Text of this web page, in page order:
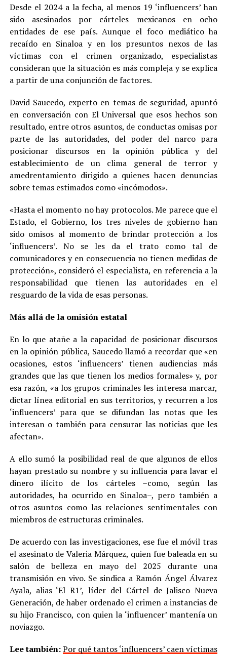
Desde el 2024 a la fecha, al menos 19 ‘influencers’ han
sido asesinados por cárteles mexicanos en ocho
entidades de ese país. Aunque el foco mediático ha
recaído en Sinaloa y en los presuntos nexos de las
víctimas con el crimen organizado, especialistas
consideran que la situación es más compleja y se explica
a partir de una conjunción de factores.
David Saucedo, experto en temas de seguridad, apuntó
en conversación con El Universal que esos hechos son
resultado, entre otros asuntos, de conductas omisas por
parte de las autoridades, del poder del narco para
posicionar discursos en la opinión pública y del
establecimiento de un clima general de terror y
amedrentamiento dirigido a quienes hacen denuncias
sobre temas estimados como «incómodos».
«Hasta el momento no hay protocolos. Me parece que el
Estado, el Gobierno, los tres niveles de gobierno han
sido omisos al momento de brindar protección a los
‘influencers’. No se les da el trato como tal de
comunicadores y en consecuencia no tienen medidas de
protección», consideró el especialista, en referencia a la
responsabilidad que tienen las autoridades en el
resguardo de la vida de esas personas.
Más allá de la omisión estatal
En lo que atañe a la capacidad de posicionar discursos
en la opinión pública, Saucedo llamó a recordar que «en
ocasiones, estos ‘influencers’ tienen audiencias más
grandes que las que tienen los medios formales» y, por
esa razón, «a los grupos criminales les interesa marcar,
dictar línea editorial en sus territorios, y recurren a los
‘influencers’ para que se difundan las notas que les
interesan o también para censurar las noticias que les
afectan».
A ello sumó la posibilidad real de que algunos de ellos
hayan prestado su nombre y su influencia para lavar el
dinero ilícito de los cárteles –como, según las
autoridades, ha ocurrido en Sinaloa–, pero también a
otros asuntos como las relaciones sentimentales con
miembros de estructuras criminales.
De acuerdo con las investigaciones, ese fue el móvil tras
el asesinato de Valeria Márquez, quien fue baleada en su
salón de belleza en mayo del 2025 durante una
transmisión en vivo. Se sindica a Ramón Ángel Álvarez
Ayala, alias ‘El R1’, líder del Cártel de Jalisco Nueva
Generación, de haber ordenado el crimen a instancias de
su hijo Francisco, con quien la ‘influencer’ mantenía un
noviazgo.
Lee también:Por qué tantos ‘influencers’ caen víctimas